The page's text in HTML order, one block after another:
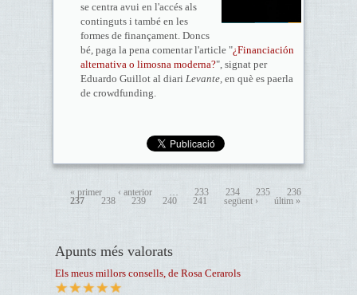
se centra avui en l'accés als
continguts i també en les
formes de finançament. Doncs
bé, paga la pena comentar l'article "¿Financiación
alternativa o limosna moderna?", signat per
Eduardo Guillot al diari Levante, en què es paerla
de crowdfunding.
« primer ‹ anterior … 233 234 235
236
237
238 239 240 241 següent › últim »
Apunts més valorats
Els meus millors consells, de Rosa Cerarols